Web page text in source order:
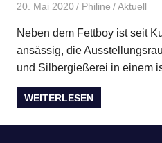
20. Mai 2020 Philine Aktuell
Neben dem Fettboy ist seit
ansässig, die
und Silbergießerei in einem
WEITERLESEN